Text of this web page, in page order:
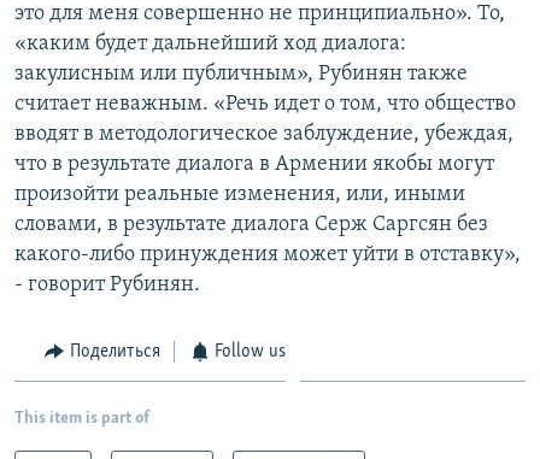
это для меня совершенно не принципиально». То,
«каким будет дальнейший ход диалога:
закулисным или публичным», Рубинян также
считает неважным. «Речь идет о том, что общество
вводят в методологическое заблуждение, убеждая,
что в результате диалога в Армении якобы могут
произойти реальные изменения, или, иными
словами, в результате диалога Серж Саргсян без
какого-либо принуждения может уйти в отставку»,
- говорит Рубинян.
Поделиться Follow us
This item is part of